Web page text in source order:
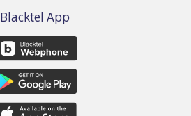
Blacktel App